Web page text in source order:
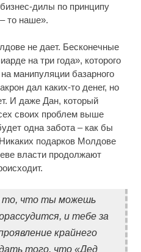
дилы по принципу
то наше».
не дает. Бесконечные
на три года», которого
манипуляции базарного
дал каких-то денег, но
И даже Дан, который
своих проблем выше
одна забота – как бы
подарков Молдове
власти продолжают
то, что ты можешь
и тебе за
крайнего
того, что «Дед